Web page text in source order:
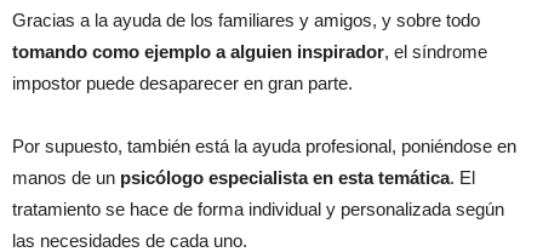
Gracias a la ayuda de los familiares y amigos, y sobre todo
tomando como ejemplo a alguien inspirador, el síndrome
impostor puede desaparecer en gran parte.
Por supuesto, también está la ayuda profesional, poniéndose en
manos de un psicólogo especialista en esta temática. El
tratamiento se hace de forma individual y personalizada según
las necesidades de cada uno.